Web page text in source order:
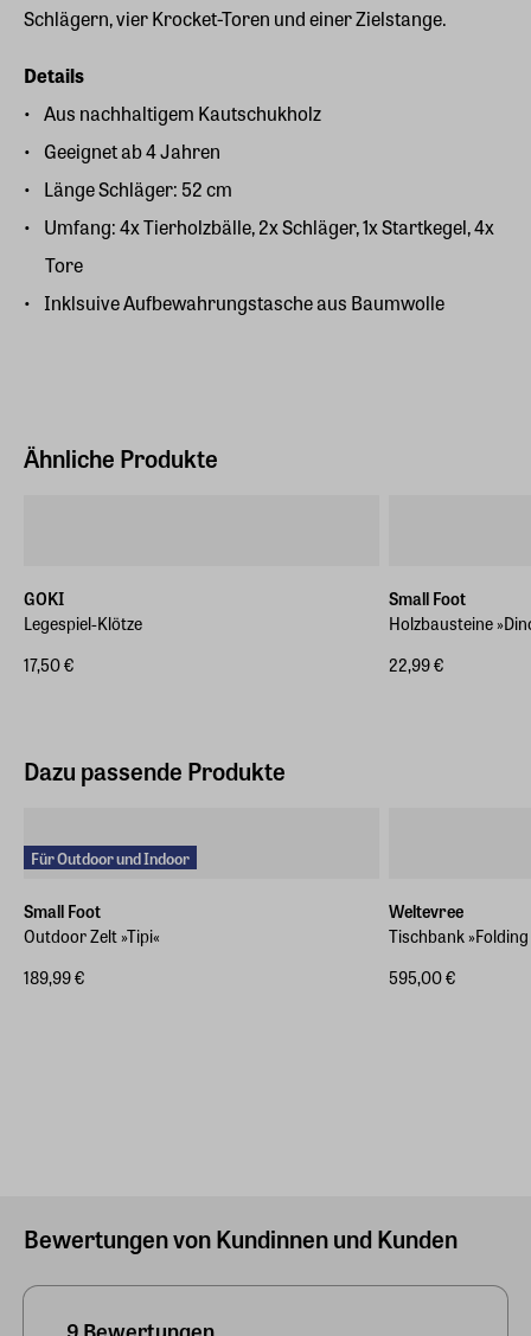
Schlägern, vier Krocket-Toren und einer Zielstange.
Details
Aus nachhaltigem Kautschukholz
Geeignet ab 4 Jahren
Länge Schläger: 52 cm
Umfang: 4x Tierholzbälle, 2x Schläger, 1x Startkegel, 4x
Tore
Inklsuive Aufbewahrungstasche aus Baumwolle
Ähnliche Produkte
GOKI
Legespiel-Klötze
17,50 €
Small Foot
Holzbausteine
22,99 €
Dazu passende Produkte
Für Outdoor und Indoor
Small Foot
Outdoor Zelt »Tipi«
189,99 €
Weltevree
Tischbank
595,00 €
Bewertungen von Kundinnen und Kunden